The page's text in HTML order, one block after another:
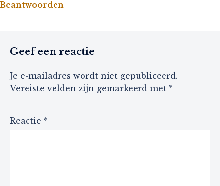
Beantwoorden
Geef een reactie
Je e-mailadres wordt niet gepubliceerd.
Vereiste velden zijn gemarkeerd met *
Reactie *